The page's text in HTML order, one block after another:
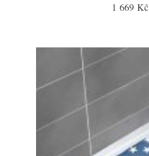
1 669 Kč